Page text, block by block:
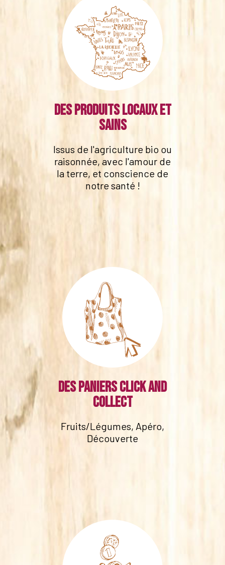
Des produits locaux et
sains
Issus de l'agriculture bio ou
raisonnée, avec l'amour de
la terre, et conscience de
notre santé !
Des paniers click and
collect
Fruits/Légumes, Apéro,
Découverte